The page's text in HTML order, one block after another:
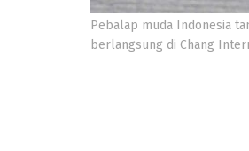
Pebalap muda Indonesia
berlangsung di Chang